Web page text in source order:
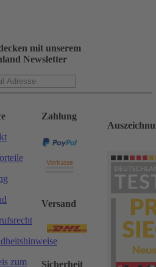
mit unserem
Newsletter
zum
Zahlung
Versand
Sicherheit